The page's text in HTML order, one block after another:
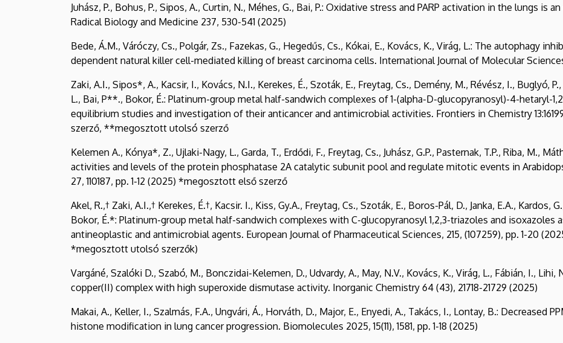
Juhász, P., Bohus, P., Sipos, A., Curtin, N., Méhes, G., Bai, P.: Oxidative stress and PARP activation in the lungs is
Radical Biology and Medicine 237, 530-541 (2025)
Bede, Á.M., Váróczy, Cs., Polgár, Zs., Fazekas, G., Hegedűs, Cs., Kókai, E., Kovács, K., Virág, L.: The autophagy
dependent natural killer cell-mediated killing of breast carcinoma cells. International Journal of Molecular Sciences
Zaki, A.I., Sipos*, A., Kacsir, I., Kovács, N.I., Kerekes, É., Szoták, E., Freytag, Cs., Demény, M., Révész, I., Buglyó,
L., Bai, P**., Bokor, É.: Platinum-group metal half-sandwich complexes of 1-(alpha-D-glucopyranosyl)-4-hetaryl-
equilibrium studies and investigation of their anticancer and antimicrobial activities. Frontiers in Chemistry
szerző, **megosztott utolsó szerző
Kelemen A., Kónya*, Z., Ujlaki-Nagy, L., Garda, T., Erdődi, F., Freytag, Cs., Juhász, G.P., Pasternak, T.P., Riba, M.,
activities and levels of the protein phosphatase 2A catalytic subunit pool and regulate mitotic events in
27, 110187, pp. 1-12 (2025) *megosztott első szerző
Akel, R.,† Zaki, A.I.,† Kerekes, É.†, Kacsir. I., Kiss, Gy.A., Freytag, Cs., Szoták, E., Boros-Pál, D., Janka, E.A., Kardos,
Bokor, É.*: Platinum-group metal half-sandwich complexes with C-glucopyranosyl 1,2,3-triazoles and isoxazoles
antineoplastic and antimicrobial agents. European Journal of Pharmaceutical Sciences, 215, (107259), pp. 1-20
*megosztott utolsó szerzők)
Vargáné, Szalóki D., Szabó, M., Bonczidai-Kelemen, D., Udvardy, A., May, N.V., Kovács, K., Virág, L., Fábián, I.,
copper(II) complex with high superoxide dismutase activity. Inorganic Chemistry 64 (43), 21718-21729 (2025)
Makai, A., Keller, I., Szalmás, F.A., Ungvári, Á., Horváth, D., Major, E., Enyedi, A., Takács, I., Lontay, B.: Decreased
histone modification in lung cancer progression. Biomolecules 2025, 15(11), 1581, pp. 1-18 (2025)